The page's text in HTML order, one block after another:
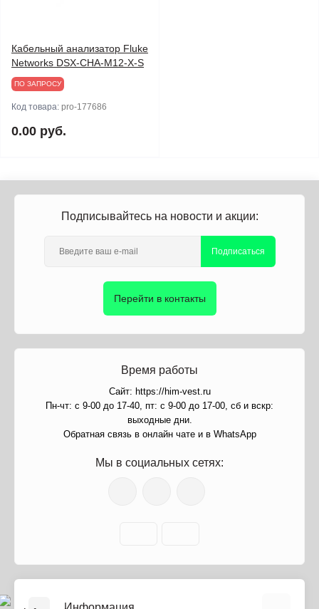
Кабельный анализатор Fluke
Networks DSX-CHA-M12-X-S
ПО ЗАПРОСУ
Код товара: pro-177686
0.00 руб.
Подписывайтесь на новости и акции:
Подписаться
Перейти в контакты
Время работы
Сайт: https://him-vest.ru
Пн-чт: с 9-00 до 17-40, пт: с 9-00 до 17-00, сб и вскр:
выходные дни.
Обратная связь в онлайн чате и в WhatsApp
Мы в социальных сетях: